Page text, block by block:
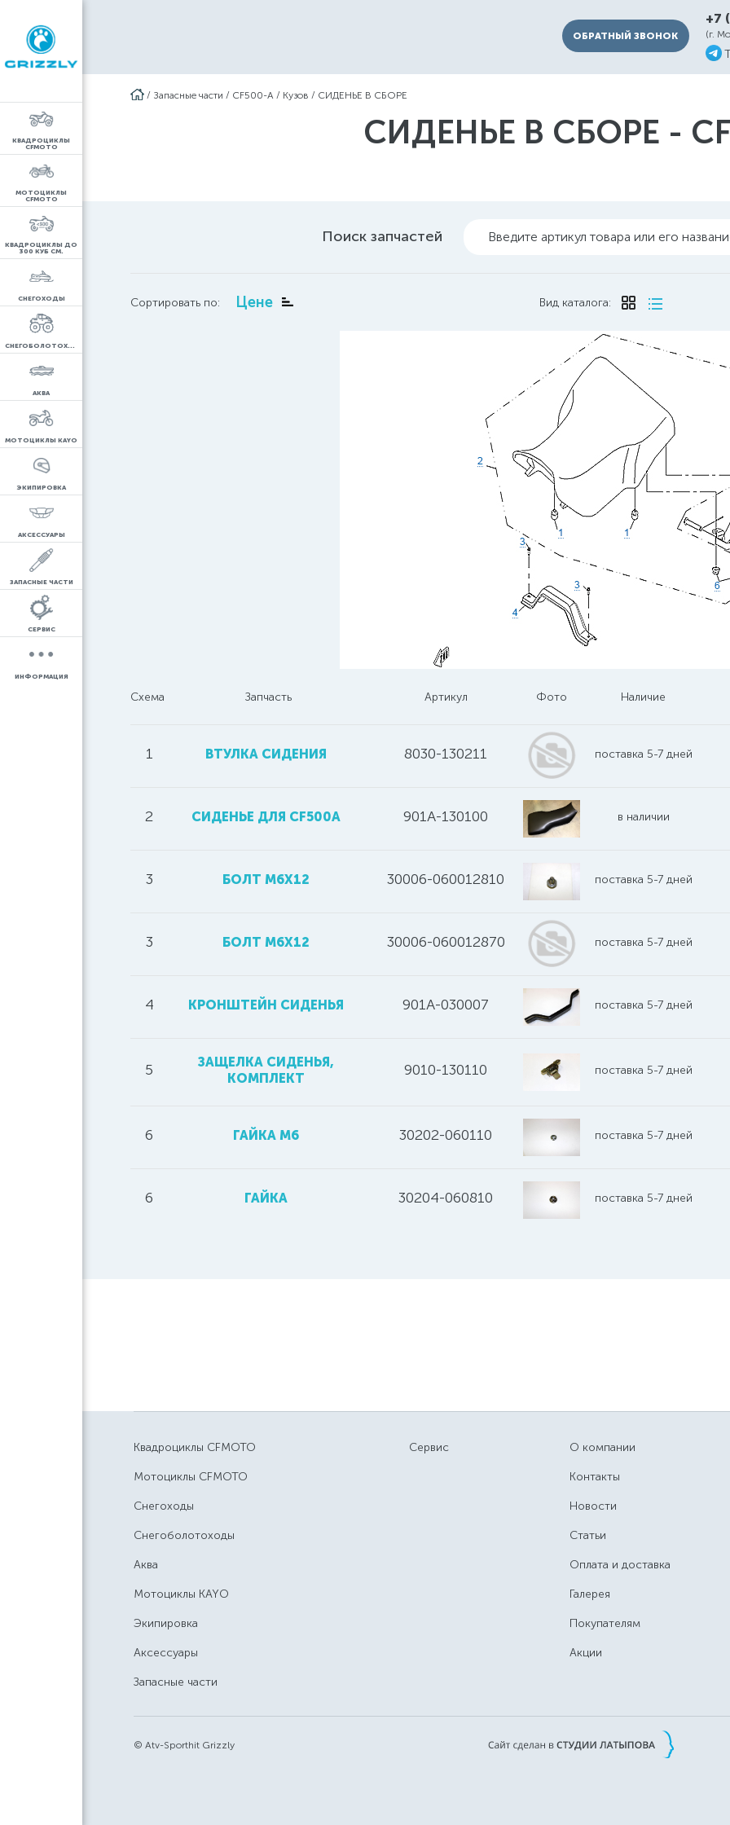
КВАДРОЦИКЛЫ
CFMOTO
МОТОЦИКЛЫ
CFMOTO
КВАДРОЦИКЛЫ ДО
300 КУБ СМ.
СНЕГОХОДЫ
СНЕГОБОЛОТОХОДЫ
АКВА
МОТОЦИКЛЫ KAYO
ЭКИПИРОВКА
АКСЕССУАРЫ
ЗАПАСНЫЕ ЧАСТИ
СЕРВИС
ИНФОРМАЦИЯ
ОБРАТНЫЙ ЗВОНОК
+7
(г.
/ Запасные части / CF500-A / Кузов / СИДЕНЬЕ В СБОРЕ
СИДЕНЬЕ В СБОРЕ -
Поиск запчастей Введите артикул товара или его
Сортировать по: Цене Вид каталога:
Схема Запчасть Артикул Фото Наличие
1 ВТУЛКА СИДЕНИЯ 8030-130211 поставка 5-7 дней
2 СИДЕНЬЕ ДЛЯ CF500A 901A-130100 в наличии
3 БОЛТ M6X12 30006-060012810 поставка 5-7 дней
3 БОЛТ М6Х12 30006-060012870 поставка 5-7 дней
4 КРОНШТЕЙН СИДЕНЬЯ 901A-030007 поставка 5-7 дней
5
ЗАЩЕЛКА СИДЕНЬЯ,
КОМПЛЕКТ
9010-130110 поставка 5-7 дней
6 ГАЙКА М6 30202-060110 поставка 5-7 дней
6 ГАЙКА 30204-060810 поставка 5-7 дней
Квадроциклы CFMOTO
Мотоциклы CFMOTO
Снегоходы
Снегоболотоходы
Аква
Мотоциклы KAYO
Экипировка
Аксессуары
Запасные части
Сервис О компании
Контакты
Новости
Статьи
Оплата и доставка
Галерея
Покупателям
Акции
© Atv-Sporthit Grizzly